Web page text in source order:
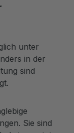
unter
in der
sind
Sie sind